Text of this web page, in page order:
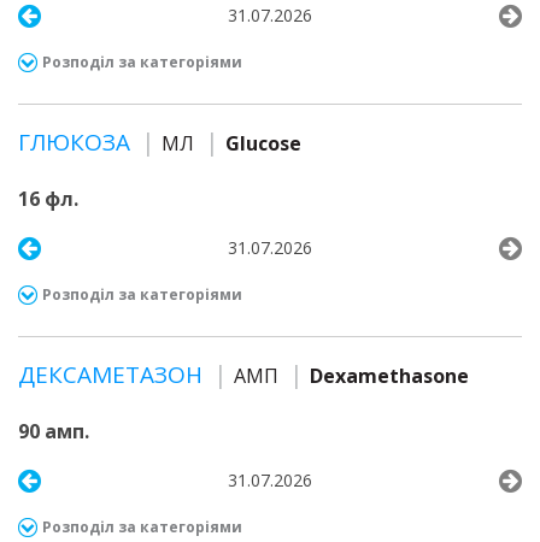
31.07.2026
Розподіл за категоріями
ГЛЮКОЗА МЛ Glucose
16 фл.
31.07.2026
Розподіл за категоріями
ДЕКСАМЕТАЗОН АМП Dexamethasone
90 амп.
31.07.2026
Розподіл за категоріями